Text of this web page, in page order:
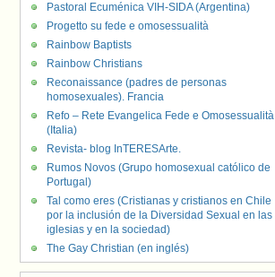
Pastoral Ecuménica VIH-SIDA (Argentina)
Progetto su fede e omosessualità
Rainbow Baptists
Rainbow Christians
Reconaissance (padres de personas
homosexuales). Francia
Refo – Rete Evangelica Fede e Omosessualità
(Italia)
Revista- blog InTERESArte.
Rumos Novos (Grupo homosexual católico de
Portugal)
Tal como eres (Cristianas y cristianos en Chile
por la inclusión de la Diversidad Sexual en las
iglesias y en la sociedad)
The Gay Christian (en inglés)